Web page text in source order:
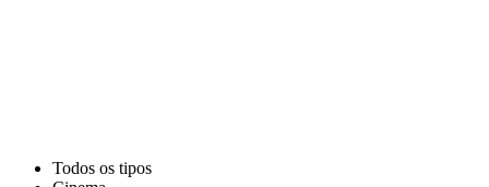
Todos os tipos